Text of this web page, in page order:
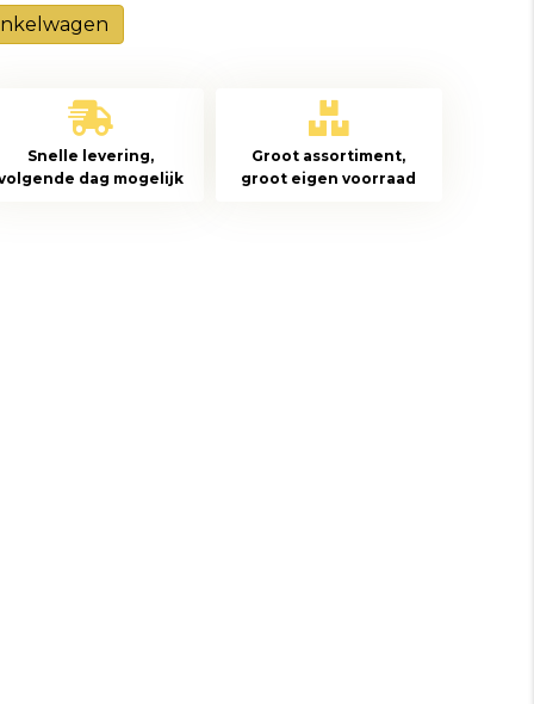
Snelle levering,
dag mogelijk
Groot assortiment,
groot eigen voorraad